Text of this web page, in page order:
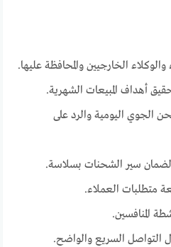
الخارجيين والمحافظة عليها.
أهداف المبيعات الشهرية.
الجوي اليومية والرد على
سير الشحنات بسلاسة.
متطلبات العملاء.
المنافسين.
التواصل السريع والواضح.